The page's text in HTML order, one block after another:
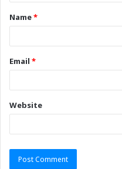
Name*
Email *
Website